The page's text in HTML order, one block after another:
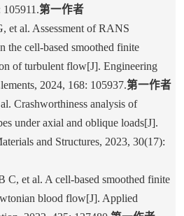
第一作者
et al. Assessment of RANS
the cell-based smoothed finite
of turbulent flow[J]. Engineering
2024, 168: 105937.第一作者
Crashworthiness analysis of
under axial and oblique loads[J].
and Structures, 2023, 30(17):
C, et al. A cell-based smoothed finite
blood flow[J]. Applied